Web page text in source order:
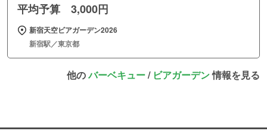
平均予算 3,000円
新宿天空ビアガーデン2026
新宿駅／東京都
他のバーベキュー/ ビアガーデン情報を見る